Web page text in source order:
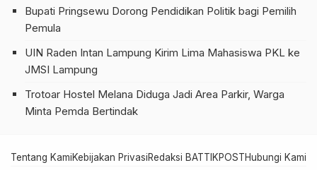
Bupati Pringsewu Dorong Pendidikan Politik bagi Pemilih
Pemula
UIN Raden Intan Lampung Kirim Lima Mahasiswa PKL ke
JMSI Lampung
Trotoar Hostel Melana Diduga Jadi Area Parkir, Warga
Minta Pemda Bertindak
Tentang KamiKebijakan PrivasiRedaksi BATTIKPOSTHubungi Kami